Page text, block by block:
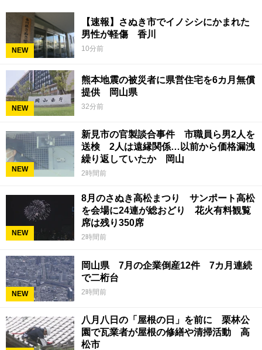
NEW
【速報】さぬき市でイノシシにかまれた
男性が軽傷 香川
10分前
NEW
熊本地震の被災者に県営住宅を6カ月無償
提供 岡山県
32分前
NEW
新見市の官製談合事件 市職員ら男2人を
送検 2人は遠縁関係…以前から価格漏洩
繰り返していたか 岡山
2時間前
NEW
8月のさぬき高松まつり サンポート高松
を会場に24連が総おどり 花火有料観覧
席は残り350席
2時間前
NEW
岡山県 7月の企業倒産12件 7カ月連続
で二桁台
2時間前
八月八日の「屋根の日」を前に 栗林公
園で瓦業者が屋根の修繕や清掃活動 高
松市